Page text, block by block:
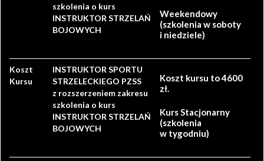
szkolenia o kurs
INSTRUKTOR STRZELAŃ
BOJOWYCH
Weekendowy
(szkolenia w soboty
i niedziele)
Koszt
Kursu
INSTRUKTOR SPORTU
STRZELECKIEGO PZSS
z rozszerzeniem zakresu
szkolenia o kurs
INSTRUKTOR STRZELAŃ
BOJOWYCH
Koszt kursu to 4600
zł.
Kurs Stacjonarny
(szkolenia
w tygodniu)